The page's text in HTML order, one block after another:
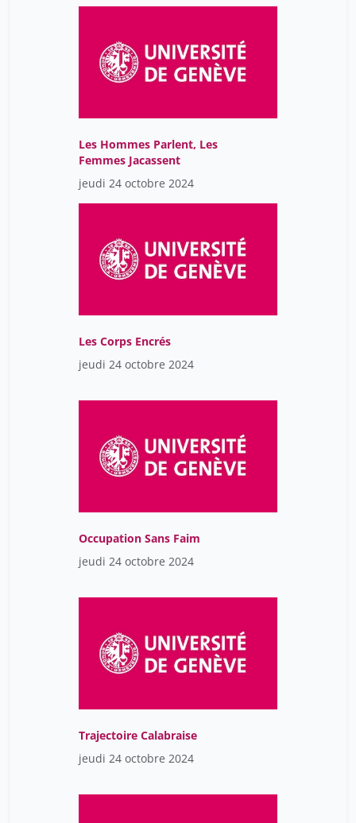
Les Hommes Parlent, Les
Femmes Jacassent
jeudi 24 octobre 2024
Les Corps Encrés
jeudi 24 octobre 2024
Occupation Sans Faim
jeudi 24 octobre 2024
Trajectoire Calabraise
jeudi 24 octobre 2024